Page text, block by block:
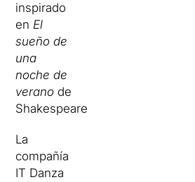
inspirado
enEl
sueño de
una
noche de
verano de
Shakespeare.
La
compañía
IT Danza